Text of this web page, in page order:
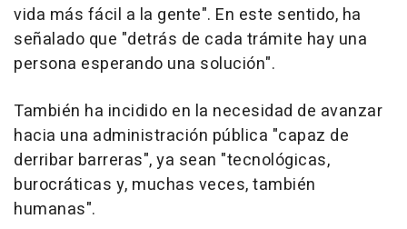
vida más fácil a la gente". En este sentido, ha
señalado que "detrás de cada trámite hay una
persona esperando una solución".
También ha incidido en la necesidad de avanzar
hacia una administración pública "capaz de
derribar barreras", ya sean "tecnológicas,
burocráticas y, muchas veces, también
humanas".